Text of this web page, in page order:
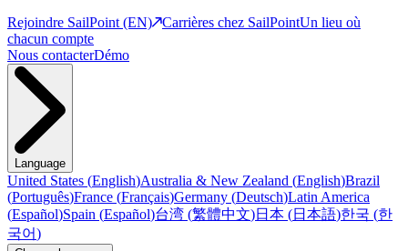
Rejoindre SailPoint (EN)
Carrières chez SailPointUn lieu où
chacun compte
Nous contacterDémo
Language
United States (English)Australia & New Zealand (English)Brazil
(Português)France (Français)Germany (Deutsch)Latin America
(Español)Spain (Español)台湾 (繁體中文)日本 (日本語)한국 (한
국어)